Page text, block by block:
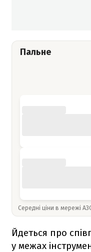
Пальне
Середні ціни в мережі
Йдеться про
у межах